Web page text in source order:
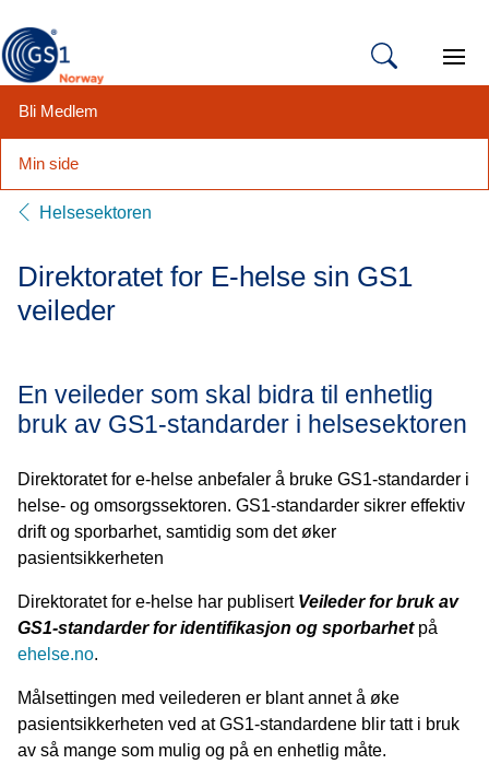
Bli Medlem
Min side
HoppHelsesektoren
Direktoratet for E-helse sin GS1
veileder
En veileder som skal bidra til enhetlig
bruk av GS1-standarder i helsesektoren
Direktoratet for e-helse anbefaler å bruke GS1-standarder i
helse- og omsorgssektoren. GS1-standarder sikrer effektiv
drift og sporbarhet, samtidig som det øker
pasientsikkerheten
Direktoratet for e-helse har publisert Veileder for bruk av
GS1-standarder for identifikasjon og sporbarhetpå
ehelse.no.
Målsettingen med veilederen er blant annet å øke
pasientsikkerheten ved at GS1-standardene blir tatt i bruk
av så mange som mulig og på en enhetlig måte.